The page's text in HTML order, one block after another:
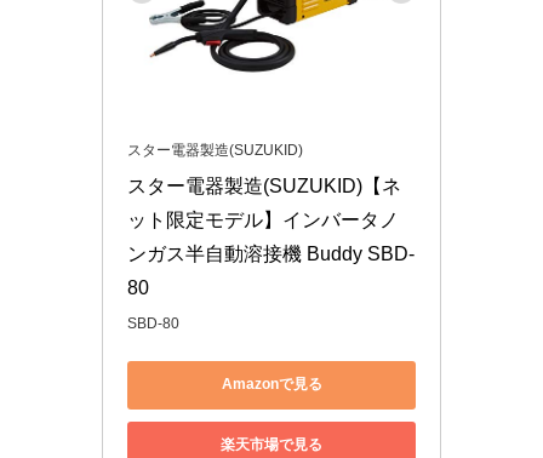
スター電器製造(SUZUKID)
スター電器製造(SUZUKID)【ネ
ット限定モデル】インバータノ
ンガス半自動溶接機 Buddy SBD-
80
SBD-80
Amazonで見る
楽天市場で見る